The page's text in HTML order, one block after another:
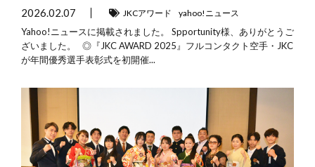
2026.02.07 JKCアワード yahoo!ニュース
Yahoo!ニュースに掲載されました。 Spportunity様、ありがとうご
ざいました。 ◎『JKC AWARD 2025』フルコンタクト空手・JKC
が年間優秀選手表彰式を初開催...